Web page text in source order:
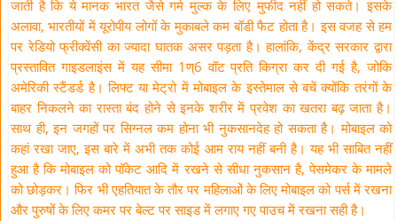
जाती है कि ये मानक भारत जैसे गर्म मुल्क के लिए मुफीद नहीं हो सकते। इसके
अलावा, भारतीयों में यूरोपीय लोगों के मुकाबले कम बॉडी फैट होता है। इस वजह से हम
पर रेडियो फ्रीक्वेंसी का ज्यादा घातक असर पड़ता है। हालांकि, केंद्र सरकार द्वारा
प्रस्तावित गाइडलाइंस में यह सीमा 1ण्6 वॉट प्रति किग्रा कर दी गई है, जोकि
अमेरिकी स्टैंडर्ड है। लिफ्ट या मेट्रो में मोबाइल के इस्तेमाल से बचें क्योंकि तरंगों के
बाहर निकलने का रास्ता बंद होने से इनके शरीर में प्रवेश का खतरा बढ़ जाता है।
साथ ही, इन जगहों पर सिग्नल कम होना भी नुकसानदेह हो सकता है। मोबाइल को
कहां रखा जाए, इस बारे में अभी तक कोई आम राय नहीं बनी है। यह भी साबित नहीं
हुआ है कि मोबाइल को पॉकेट आदि में रखने से सीधा नुकसान है, पेसमेकर के मामले
को छोड़कर। फिर भी एहतियात के तौर पर महिलाओं के लिए मोबाइल को पर्स में रखना
और पुरुषों के लिए कमर पर बेल्ट पर साइड में लगाए गए पाउच में रखना सही है।